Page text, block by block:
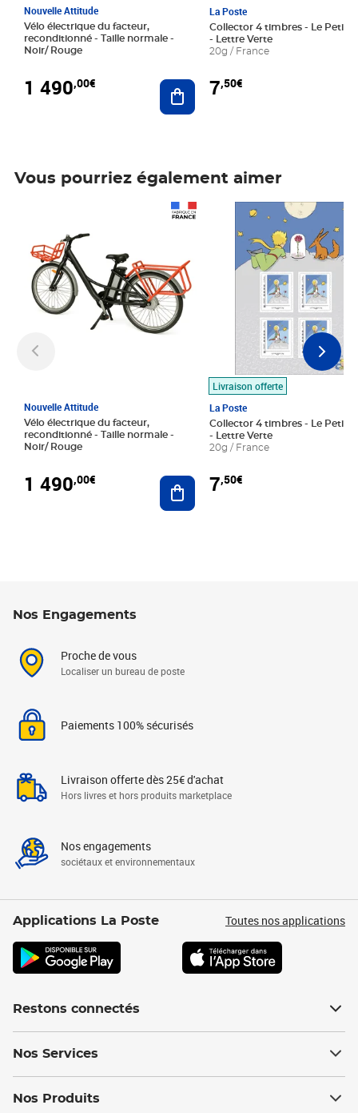
Nouvelle Attitude
Vélo électrique du facteur,
reconditionné - Taille normale -
Noir/ Rouge
1 490,00€ Ajouter au panier
La Poste
Collector 4 timbres - Le Petit
- Lettre Verte
20g / France
7,50€
Vous pourriez également aimer
Nouvelle Attitude
Vélo électrique du facteur,
reconditionné - Taille normale -
Noir/ Rouge
1 490,00€ Ajouter au panier
Livraison offerte
La Poste
Collector 4 timbres - Le Petit
- Lettre Verte
20g / France
7,50€
Prix 7,50€
Nos Engagements
Proche de vous
Localiser un bureau de poste
Paiements 100% sécurisés
Livraison offerte dès 25€ d'achat
Hors livres et hors produits marketplace
Nos engagements
sociétaux et environnementaux
Applications La Poste Toutes nos applications
Restons connectés
Nos Services
Nos Produits